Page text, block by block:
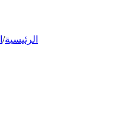
الرئيسية/